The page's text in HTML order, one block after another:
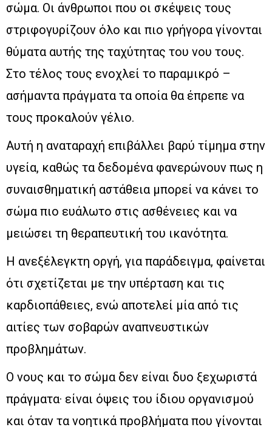
σώμα. Οι άνθρωποι που οι σκέψεις τους
στριφογυρίζουν όλο και πιο γρήγορα γίνονται
θύματα αυτής της ταχύτητας του νου τους.
Στο τέλος τους ενοχλεί το παραμικρό –
ασήμαντα πράγματα τα οποία θα έπρεπε να
τους προκαλούν γέλιο.
Αυτή η αναταραχή επιβάλλει βαρύ τίμημα στην
υγεία, καθώς τα δεδομένα φανερώνουν πως η
συναισθηματική αστάθεια μπορεί να κάνει το
σώμα πιο ευάλωτο στις ασθένειες και να
μειώσει τη θεραπευτική του ικανότητα.
Η ανεξέλεγκτη οργή, για παράδειγμα, φαίνεται
ότι σχετίζεται με την υπέρταση και τις
καρδιοπάθειες, ενώ αποτελεί μία από τις
αιτίες των σοβαρών αναπνευστικών
προβλημάτων.
Ο νους και το σώμα δεν είναι δυο ξεχωριστά
πράγματα· είναι όψεις του ίδιου οργανισμού
και όταν τα νοητικά προβλήματα που γίνονται